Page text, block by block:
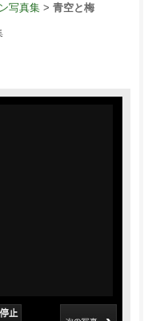
写真集> 青空と梅